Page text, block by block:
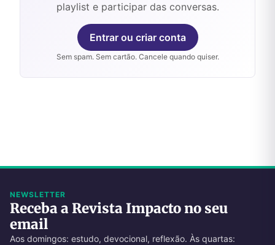
playlist e participar das conversas.
Entrar ou criar conta
Sem spam. Sem cartão. Cancele quando quiser.
NEWSLETTER
Receba a Revista Impacto no seu
email
Aos domingos: estudo, devocional, reflexão. Às quartas: